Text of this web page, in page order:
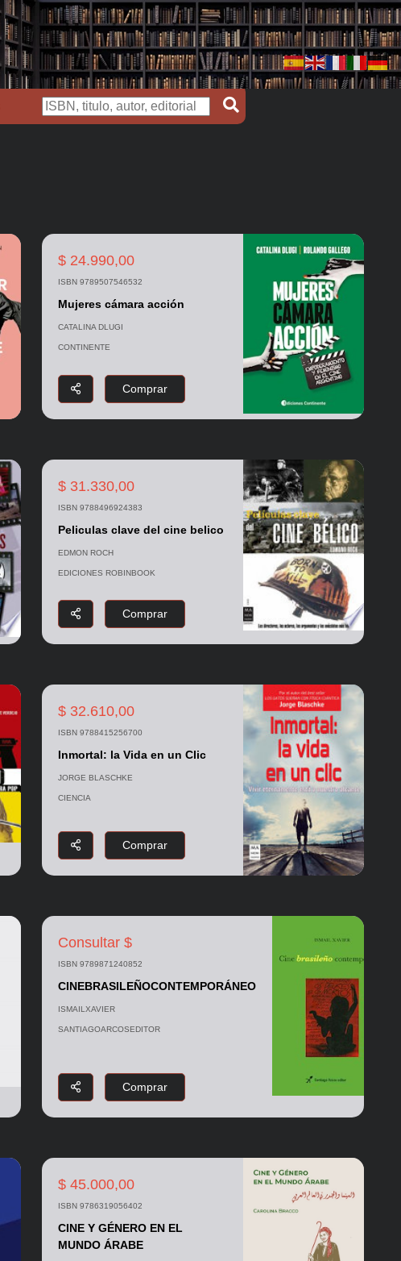
$ 24.990,00
ISBN 9789507546532
Mujeres cámara acción
CATALINA DLUGI
CONTINENTE
Comprar
$ 31.330,00
ISBN 9788496924383
Peliculas clave del cine belico
EDMON ROCH
EDICIONES ROBINBOOK
Comprar
$ 32.610,00
ISBN 9788415256700
Inmortal: la Vida en un Clic
JORGE BLASCHKE
CIENCIA
Comprar
Consultar $
ISBN 9789871240852
CINEBRASILEÑOCONTEMPORÁNEO
ISMAILXAVIER
SANTIAGOARCOSEDITOR
Comprar
$ 45.000,00
ISBN 9786319056402
CINE Y GÉNERO EN EL
MUNDO ÁRABE